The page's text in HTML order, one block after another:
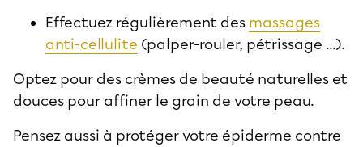
Effectuez régulièrement des massages
anti-cellulite (palper-rouler, pétrissage ...).
Optez pour des crèmes de beauté naturelles et
douces pour affiner le grain de votre peau.
Pensez aussi à protéger votre épiderme contre